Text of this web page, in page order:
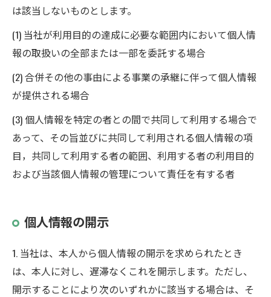
は該当しないものとします。
(1) 当社が利用目的の達成に必要な範囲内において個人情
報の取扱いの全部または一部を委託する場合
(2) 合併その他の事由による事業の承継に伴って個人情報
が提供される場合
(3) 個人情報を特定の者との間で共同して利用する場合で
あって、その旨並びに共同して利用される個人情報の項
目，共同して利用する者の範囲、利用する者の利用目的
および当該個人情報の管理について責任を有する者
個人情報の開示
1. 当社は、本人から個人情報の開示を求められたとき
は、本人に対し、遅滞なくこれを開示します。ただし、
開示することにより次のいずれかに該当する場合は、そ